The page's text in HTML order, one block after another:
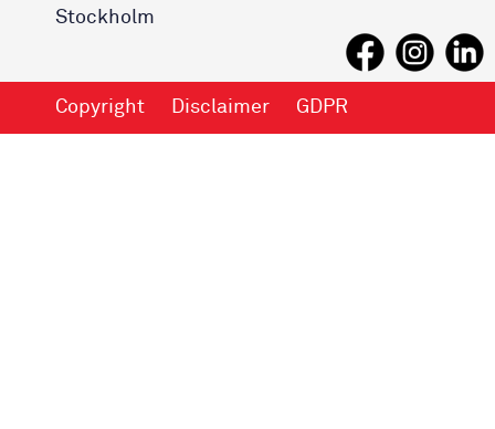
Stockholm
Copyright Disclaimer GDPR